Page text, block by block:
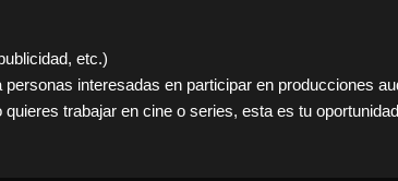
etc.)
interesadas en participar en producciones
trabajar en cine o series, esta es tu